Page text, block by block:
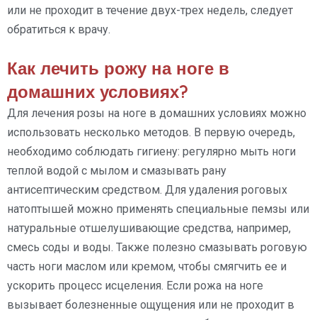
или не проходит в течение двух-трех недель, следует
обратиться к врачу.
Как лечить рожу на ноге в
домашних условиях?
Для лечения розы на ноге в домашних условиях можно
использовать несколько методов. В первую очередь,
необходимо соблюдать гигиену: регулярно мыть ноги
теплой водой с мылом и смазывать рану
антисептическим средством. Для удаления роговых
натоптышей можно применять специальные пемзы или
натуральные отшелушивающие средства, например,
смесь соды и воды. Также полезно смазывать роговую
часть ноги маслом или кремом, чтобы смягчить ее и
ускорить процесс исцеления. Если рожа на ноге
вызывает болезненные ощущения или не проходит в